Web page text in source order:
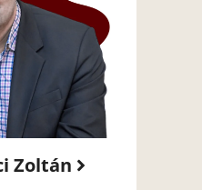
Zoltán